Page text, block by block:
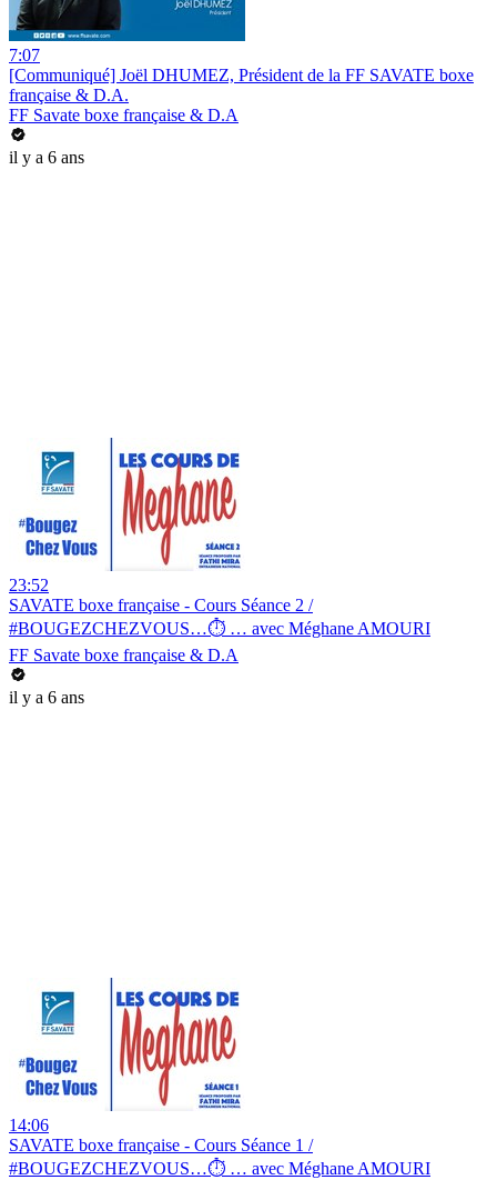
7:07
[Communiqué] Joël DHUMEZ, Président de la FF SAVATE boxe
française & D.A.
FF Savate boxe française & D.A
il y a 6 ans
23:52
SAVATE boxe française - Cours Séance 2 /
#BOUGEZCHEZVOUS…⏱ … avec Méghane AMOURI
FF Savate boxe française & D.A
il y a 6 ans
14:06
SAVATE boxe française - Cours Séance 1 /
#BOUGEZCHEZVOUS…⏱ … avec Méghane AMOURI